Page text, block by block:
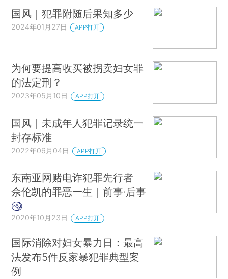
国风｜犯罪附随后果知多少
2024年01月27日 APP打开
为何要提高收买被拐卖妇女罪
的法定刑？
2023年05月10日 APP打开
国风｜未成年人犯罪记录统一
封存标准
2022年06月04日 APP打开
东南亚网赌电诈犯罪先行者
佘伦凯的罪恶一生｜前事·后事
2020年10月23日 APP打开
国际消除对妇女暴力日：最高
法发布5件反家暴犯罪典型案
例